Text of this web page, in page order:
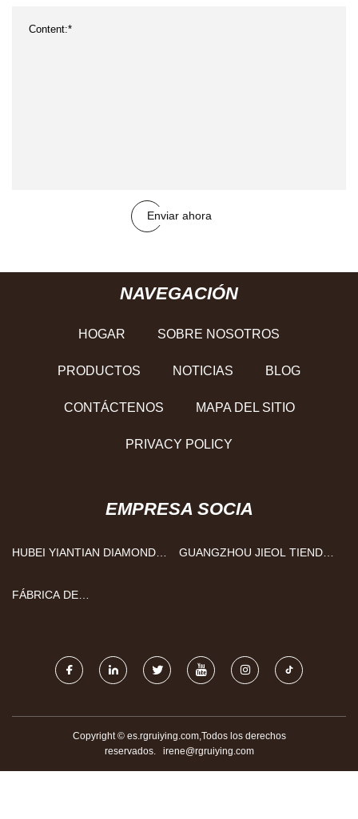
Enviar ahora
NAVEGACIÓN
HOGAR SOBRE NOSOTROS
PRODUCTOS NOTICIAS BLOG
CONTÁCTENOS MAPA DEL SITIO
PRIVACY POLICY
EMPRESA SOCIA
HUBEI YIANTIAN DIAMOND
GUANGZHOU JIEOL TIENDA
FÁBRICA DE
Copyright © es.rgruiying.com,Todos los derechos
reservados. irene@rgruiying.com